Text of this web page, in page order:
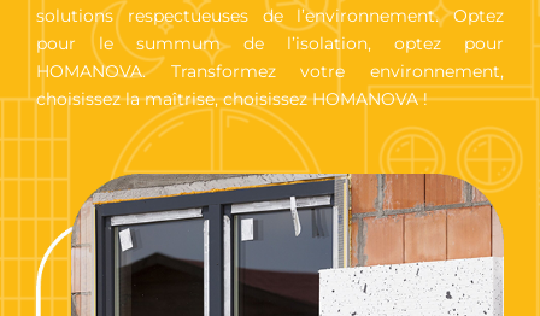
solutions respectueuses de l’environnement. Optez
pour le summum de l’isolation, optez pour
HOMANOVA. Transformez votre environnement,
choisissez la maîtrise, choisissez HOMANOVA !